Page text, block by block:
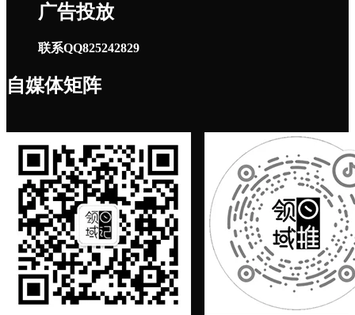
广告投放
联系QQ825242829
自媒体矩阵